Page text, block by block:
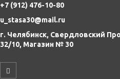
+7 (912) 476-10-80
u_stasa30@mail.ru
г. Челябинск, Свердловский
32/10, Магазин № 30